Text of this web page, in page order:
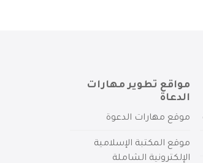
مواقع تطوير مهارات
الدعاة
موقع مهارات الدعوة
موقع المكتبة الإسلامية
الإلكترونية الشاملة